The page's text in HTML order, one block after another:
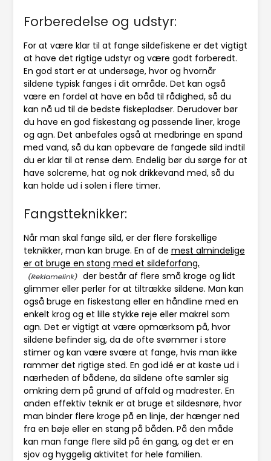
Forberedelse og udstyr:
For at være klar til at fange sildefiskene er det vigtigt
at have det rigtige udstyr og være godt forberedt.
En god start er at undersøge, hvor og hvornår
sildene typisk fanges i dit område. Det kan også
være en fordel at have en båd til rådighed, så du
kan nå ud til de bedste fiskepladser. Derudover bør
du have en god fiskestang og passende liner, kroge
og agn. Det anbefales også at medbringe en spand
med vand, så du kan opbevare de fangede sild indtil
du er klar til at rense dem. Endelig bør du sørge for at
have solcreme, hat og nok drikkevand med, så du
kan holde ud i solen i flere timer.
Fangstteknikker:
Når man skal fange sild, er der flere forskellige
teknikker, man kan bruge. En af de mest almindelige
er at bruge en stang med et sildeforfang,
der består af flere små kroge og lidt
glimmer eller perler for at tiltrække sildene. Man kan
også bruge en fiskestang eller en håndline med en
enkelt krog og et lille stykke reje eller makrel som
agn. Det er vigtigt at være opmærksom på, hvor
sildene befinder sig, da de ofte svømmer i store
stimer og kan være svære at fange, hvis man ikke
rammer det rigtige sted. En god idé er at kaste ud i
nærheden af bådene, da sildene ofte samler sig
omkring dem på grund af affald og madrester. En
anden effektiv teknik er at bruge et sildesnøre, hvor
man binder flere kroge på en linje, der hænger ned
fra en bøje eller en stang på båden. På den måde
kan man fange flere sild på én gang, og det er en
sjov og hyggelig aktivitet for hele familien.